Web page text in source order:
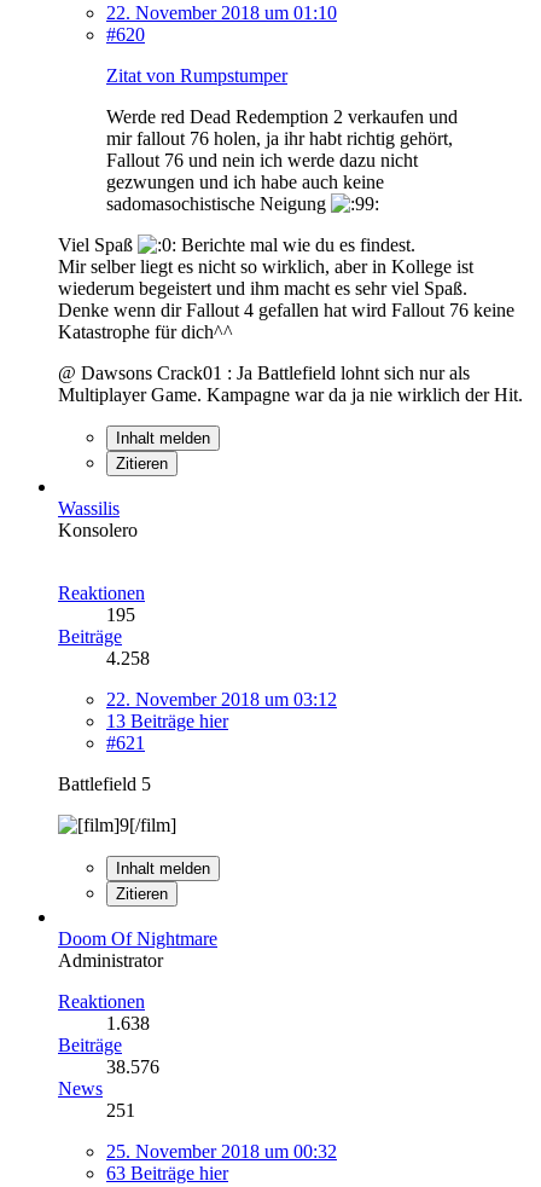
22. November 2018 um 01:10
#620
Zitat von Rumpstumper
Werde red Dead Redemption 2 verkaufen und
mir fallout 76 holen, ja ihr habt richtig gehört,
Fallout 76 und nein ich werde dazu nicht
gezwungen und ich habe auch keine
sadomasochistische Neigung
Viel Spaß
Berichte mal wie du es findest.
Mir selber liegt es nicht so wirklich, aber in Kollege ist
wiederum begeistert und ihm macht es sehr viel Spaß.
Denke wenn dir Fallout 4 gefallen hat wird Fallout 76 keine
Katastrophe für dich^^
@ Dawsons Crack01 : Ja Battlefield lohnt sich nur als
Multiplayer Game. Kampagne war da ja nie wirklich der Hit.
Inhalt melden
Zitieren
Wassilis
Konsolero
Reaktionen
195
Beiträge
4.258
22. November 2018 um 03:12
13 Beiträge hier
#621
Battlefield 5
Inhalt melden
Zitieren
Doom Of Nightmare
Administrator
Reaktionen
1.638
Beiträge
38.576
News
251
25. November 2018 um 00:32
63 Beiträge hier